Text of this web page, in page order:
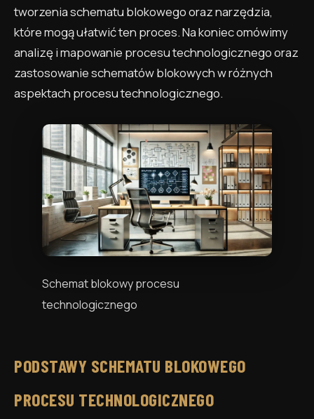
tworzenia schematu blokowego oraz narzędzia,
które mogą ułatwić ten proces. Na koniec omówimy
analizę i mapowanie procesu technologicznego oraz
zastosowanie schematów blokowych w różnych
aspektach procesu technologicznego.
Schemat blokowy procesu
technologicznego
PODSTAWY SCHEMATU BLOKOWEGO
PROCESU TECHNOLOGICZNEGO